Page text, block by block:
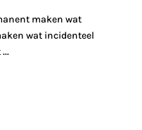
maken wat
wat incidenteel